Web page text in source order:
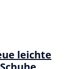
leichte